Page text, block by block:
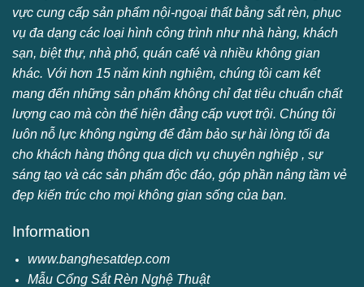
vực cung cấp sản phẩm nội-ngoại thất bằng sắt rèn, phục
vụ đa dạng các loại hình công trình như nhà hàng, khách
sạn, biệt thự, nhà phố, quán café và nhiều không gian
khác. Với hơn 15 năm kinh nghiệm, chúng tôi cam kết
mang đến những sản phẩm không chỉ đạt tiêu chuẩn chất
lượng cao mà còn thể hiện đẳng cấp vượt trội. Chúng tôi
luôn nỗ lực không ngừng để đảm bảo sự hài lòng tối đa
cho khách hàng thông qua dịch vụ chuyên nghiệp , sự
sáng tạo và các sản phẩm độc đáo, góp phần nâng tầm vẻ
đẹp kiến trúc cho mọi không gian sống của bạn.
Information
www.banghesatdep.com
Mẫu Cổng Sắt Rèn Nghệ Thuật